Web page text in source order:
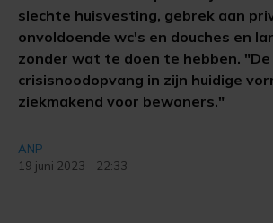
slechte huisvesting, gebrek aan
onvoldoende wc's en douches en
zonder wat te doen te hebben. "De
crisisnoodopvang in zijn huidige
ziekmakend voor bewoners."
ANP
19 juni 2023 - 22:33